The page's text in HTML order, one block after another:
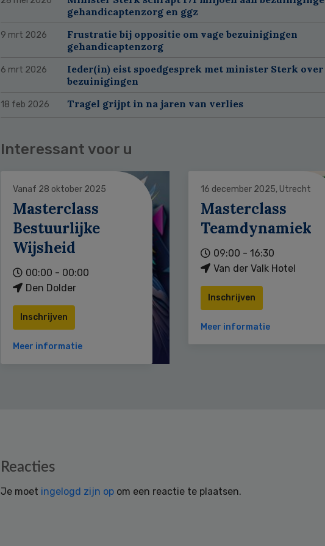
gehandicaptenzorg en ggz
9 mrt 2026
Frustratie bij oppositie om vage bezuinigingen
gehandicaptenzorg
6 mrt 2026
Ieder(in) eist spoedgesprek met minister Sterk
bezuinigingen
18 feb 2026 Tragel grijpt in na jaren van verlies
Interessant voor u
Vanaf 28 oktober 2025
Masterclass
Bestuurlijke
Wijsheid
00:00 - 00:00
Den Dolder
Inschrijven
Meer informatie
16 december 2025, Utrecht
Masterclass
Teamdynamiek
09:00 - 16:30
Van der Valk Hotel
Inschrijven
Meer informatie
Reacties
Je moet ingelogd zijn op om een reactie te plaatsen.